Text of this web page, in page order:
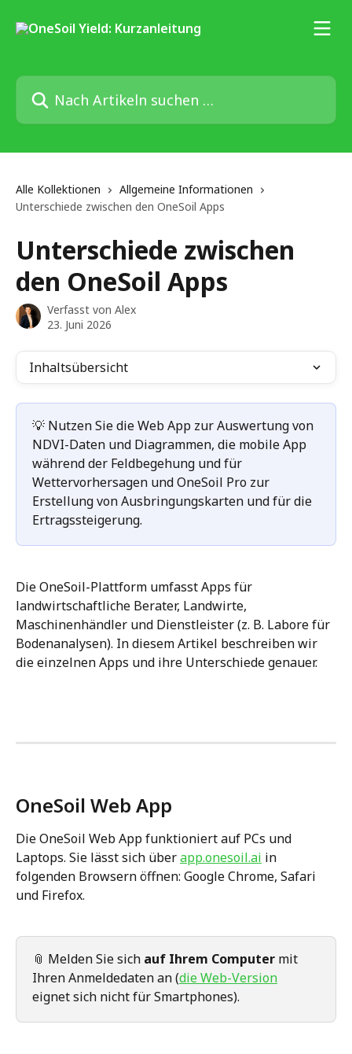
Nach Artikeln suchen …
Alle Kollektionen
Allgemeine Informationen
Unterschiede zwischen den OneSoil Apps
Unterschiede zwischen
den OneSoil Apps
Verfasst von Alex
23. Juni 2026
Inhaltsübersicht
💡 Nutzen Sie die Web App zur Auswertung von
NDVI-Daten und Diagrammen, die mobile App
während der Feldbegehung und für
Wettervorhersagen und OneSoil Pro zur
Erstellung von Ausbringungskarten und für die
Ertragssteigerung.
Die OneSoil-Plattform umfasst Apps für
landwirtschaftliche Berater, Landwirte,
Maschinenhändler und Dienstleister (z. B. Labore für
Bodenanalysen). In diesem Artikel beschreiben wir
die einzelnen Apps und ihre Unterschiede genauer.
OneSoil Web App
Die OneSoil Web App funktioniert auf PCs und
Laptops. Sie lässt sich über app.onesoil.ai in
folgenden Browsern öffnen: Google Chrome, Safari
und Firefox.
📎 Melden Sie sich auf Ihrem Computer mit
Ihren Anmeldedaten an (die Web-Version
eignet sich nicht für Smartphones).